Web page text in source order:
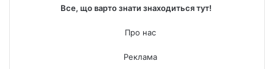
Все, що варто знати знаходиться тут!
Про нас
Реклама